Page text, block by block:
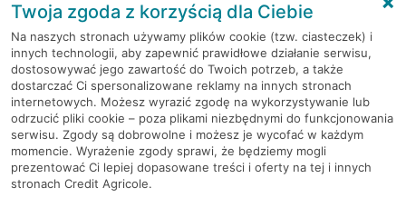
RODO
Regulamin serwisu
Mapa serwisu
PolitykaCookies
Twoja zgoda z korzyścią dla Ciebie
Na naszych stronach używamy plików cookie (tzw. ciasteczek) i
innych technologii, aby zapewnić prawidłowe działanie serwisu,
dostosowywać jego zawartość do Twoich potrzeb, a także
dostarczać Ci spersonalizowane reklamy na innych stronach
internetowych. Możesz wyrazić zgodę na wykorzystywanie lub
odrzucić pliki cookie – poza plikami niezbędnymi do funkcjonowania
serwisu. Zgody są dobrowolne i możesz je wycofać w każdym
momencie. Wyrażenie zgody sprawi, że będziemy mogli
prezentować Ci lepiej dopasowane treści i oferty na tej i innych
stronach Credit Agricole.